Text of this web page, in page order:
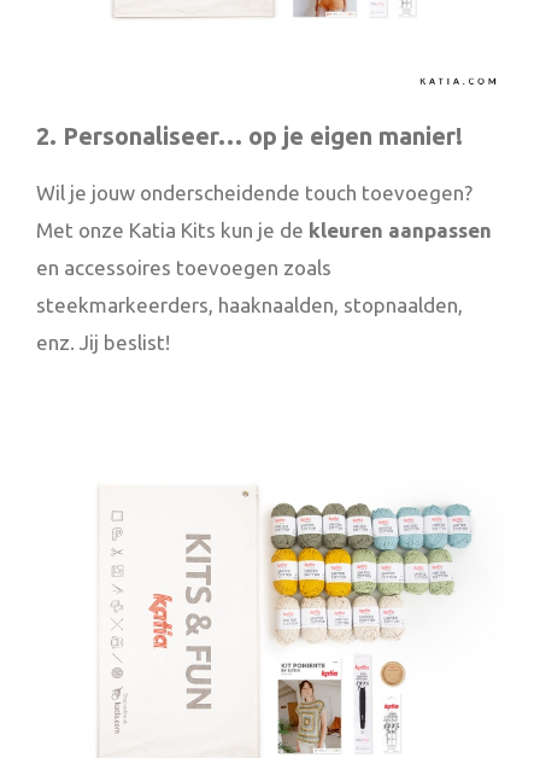
2. Personaliseer… op je eigen manier!
Wil je jouw onderscheidende touch toevoegen?
Met onze Katia Kits kun je de kleuren aanpassen
en accessoires toevoegen zoals
steekmarkeerders, haaknaalden, stopnaalden,
enz. Jij beslist!